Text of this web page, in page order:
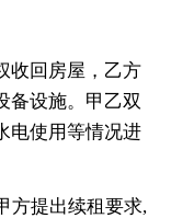
收回房屋，乙方
备设施。甲乙双
电使用等情况进
方提出续租要求,